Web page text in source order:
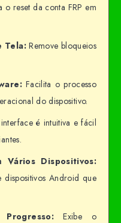
o reset da conta FRP em
Tela:Remove bloqueios
Facilita o processo
do dispositivo.
é intuitiva e fácil
Vários Dispositivos:
dispositivos Android que
Exibe o